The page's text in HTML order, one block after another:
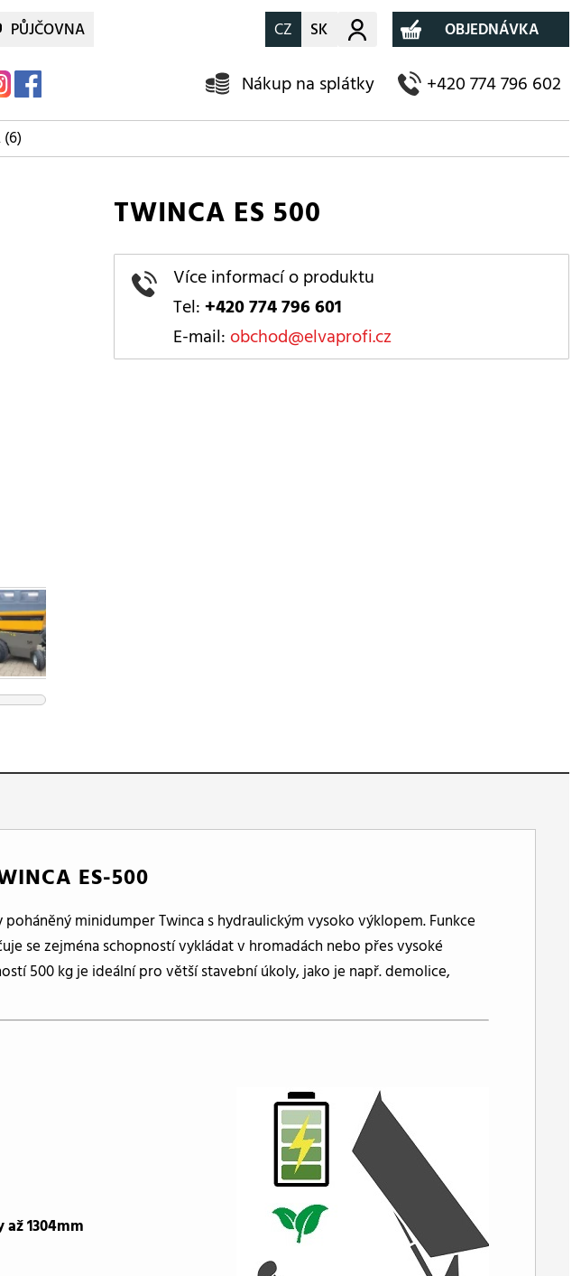
PŮJČOVNA CZ SK Můj účet OBJEDNÁVKA
Nákup na splátky +420 774 796 602
(6)
TWINCA ES 500
Více informací o produktu
Tel:+420 774 796 601
E-mail:obchod@elvaprofi.cz
ES-500
minidumper Twinca s hydraulickým vysoko výklopem. Funkce
se zejména schopností vykládat v hromadách nebo přes vysoké
500 kg je ideální pro větší stavební úkoly, jako je např. demolice,
1304mm